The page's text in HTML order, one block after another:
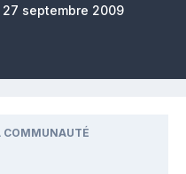
27 septembre 2009
COMMUNAUTÉ